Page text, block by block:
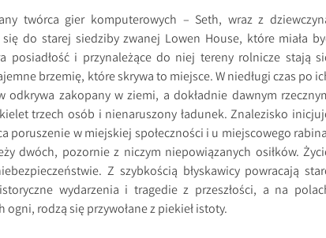
twórca gier komputerowych – Seth, wraz z
do starej siedziby zwanej Lowen House, które miała
posiadłość i przynależące do niej tereny rolnicze stają
brzemię, które skrywa to miejsce. W niedługi czas po
odkrywa zakopany w ziemi, a dokładnie dawnym
trzech osób i nienaruszony ładunek. Znalezisko
poruszenie w miejskiej społeczności i u miejscowego
dwóch, pozornie z niczym niepowiązanych osiłków.
Z szybkością błyskawicy powracają
wydarzenia i tragedie z przeszłości, a na
rodzą się przywołane z piekieł istoty.